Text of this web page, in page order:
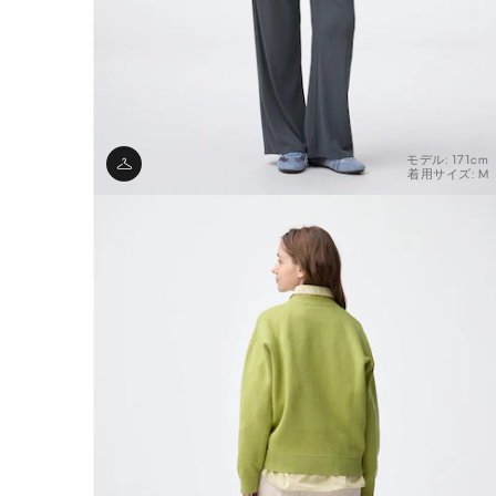
モデル: 171cm
着用サイズ: M